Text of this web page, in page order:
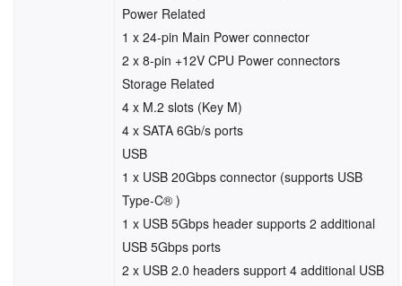
Power Related
1 x 24-pin Main Power connector
2 x 8-pin +12V CPU Power connectors
Storage Related
4 x M.2 slots (Key M)
4 x SATA 6Gb/s ports
USB
1 x USB 20Gbps connector (supports USB
Type-C® )
1 x USB 5Gbps header supports 2 additional
USB 5Gbps ports
2 x USB 2.0 headers support 4 additional USB